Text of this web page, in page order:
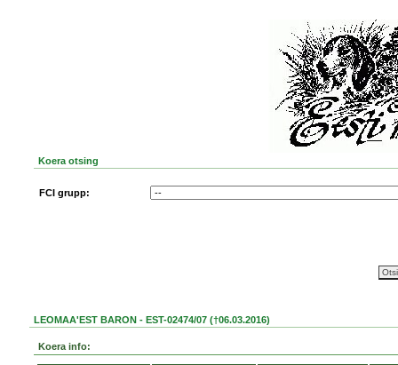
Koera otsing
FCI grupp:
LEOMAA'EST BARON - EST-02474/07 (†06.03.2016)
Koera info: